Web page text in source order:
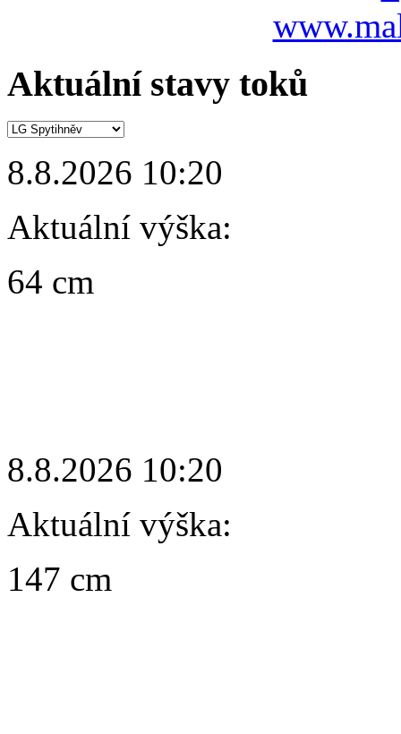
Aktuální stavy toků
8.8.2026 10:20
Aktuální výška:
64 cm
8.8.2026 10:20
Aktuální výška:
147 cm